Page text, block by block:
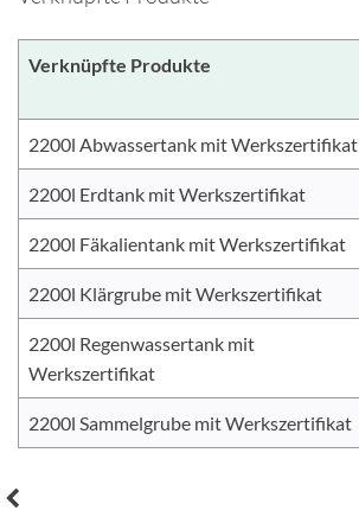
Verknüpfte Produkte
2200l Abwassertank mit Werkszertifikat
2200l Erdtank mit Werkszertifikat
2200l Fäkalientank mit Werkszertifikat
2200l Klärgrube mit Werkszertifikat
2200l Regenwassertank mit
Werkszertifikat
2200l Sammelgrube mit Werkszertifikat
Post